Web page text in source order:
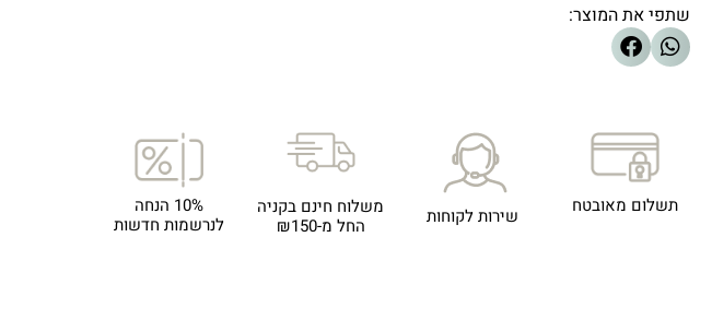
שתפי את המוצר:
תשלום מאובטח שירות לקוחות
משלוח חינם בקניה
החל מ-₪150
10% הנחה
לנרשמות חדשות